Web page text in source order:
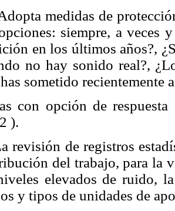
medidas de
siempre, a veces
en los últimos años?,
no hay sonido real?,
has sometido
con opción de
).
revisión de registros
del trabajo, para la
elevados de ruido,
y tipos de unidades de